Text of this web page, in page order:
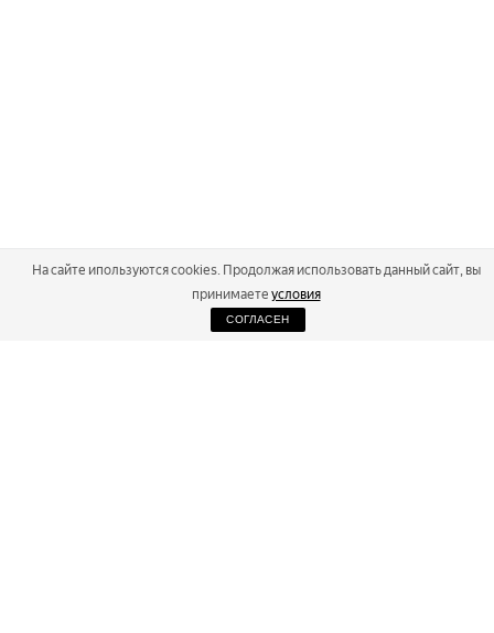
На сайте ипользуются cookies. Продолжая использовать данный сайт, вы
принимаете условия
СОГЛАСЕН